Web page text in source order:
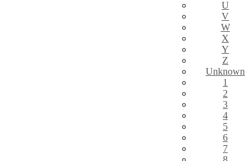
U
V
W
X
Y
Z
Unknown
1
2
3
4
5
6
7